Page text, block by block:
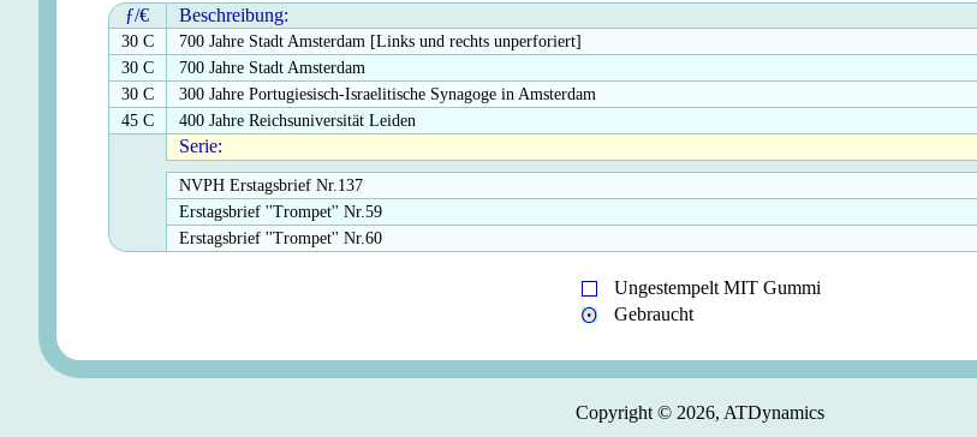
ƒ/€ Beschreibung:
30 C 700 Jahre Stadt Amsterdam [Links und rechts unperforiert]
30 C
700 Jahre Stadt Amsterdam
30 C
300 Jahre Portugiesisch-Israelitische Synagoge in Amsterdam
45 C
400 Jahre Reichsuniversität Leiden
Serie:
NVPH Erstagsbrief Nr.137
Erstagsbrief ''Trompet'' Nr.59
Erstagsbrief ''Trompet'' Nr.60
Ungestempelt MIT Gummi
Gebraucht
Copyright © 2026, ATDynamics